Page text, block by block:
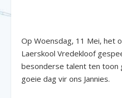
Op Woensdag, 11 Mei, het
Laerskool Vredekloof
besonderse talent ten toon
goeie dag vir ons Jannies.